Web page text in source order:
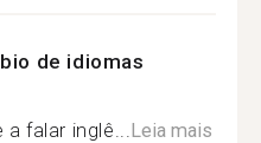
de idiomas
a falar inglê...Leia mais